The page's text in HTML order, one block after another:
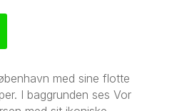
med sine flotte
I baggrunden ses Vor